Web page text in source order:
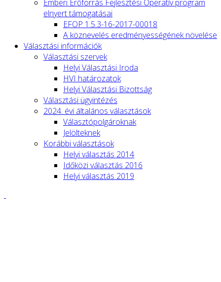
Emberi Erőforrás Fejlesztési Operatív program
elnyert támogatásai
EFOP 1.5.3-16-2017-00018
A köznevelés eredményességének növelése
Választási információk
Választási szervek
Helyi Választási Iroda
HVI határozatok
Helyi Választási Bizottság
Választási ügyintézés
2024. évi általános választások
Választópolgároknak
Jelölteknek
Korábbi választások
Helyi választás 2014
Időközi választás 2016
Helyi választás 2019